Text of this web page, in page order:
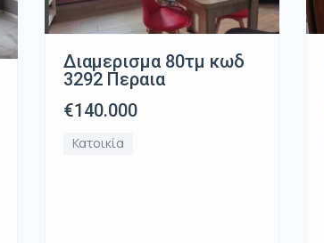
Διαμερισμα 80τμ κωδ
3292 Περαια
€140.000
Κατοικία